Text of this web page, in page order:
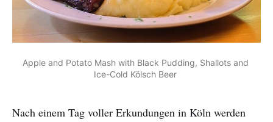
Apple and Potato Mash with Black Pudding, Shallots and
Ice-Cold Kölsch Beer
Nach einem Tag voller Erkundungen in Köln werden